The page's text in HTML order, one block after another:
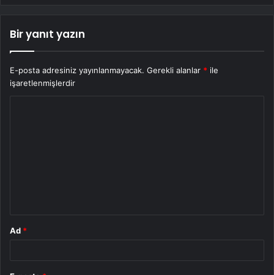
Bir yanıt yazın
E-posta adresiniz yayınlanmayacak. Gerekli alanlar * ile
işaretlenmişlerdir
Ad *